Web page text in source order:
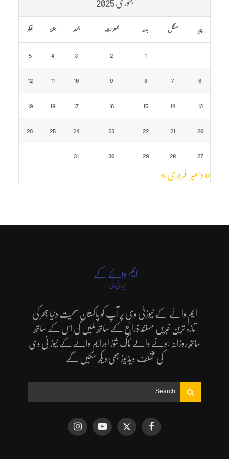
جنوری 2025
پیر منگل بدھ جمعرات جمعہ ہفتہ اتوار
1
2
3
4
5
6
7
8
9
10
11
12
13
14
15
16
17
18
19
20
21
22
23
24
25
26
27
28
29
30
31
« دسمبر فروری »
ایم وائے کے نیوزٹی وی پر آپ کو پاکستان سمیت دنیا بھر کی
تازہ ترین خبریں مستند ذرائع کے ساتھ ملیں گی اس کے ساتھ
ساتھ روزانہ ہونے والے ٹاک شوز اورایم وائے کے نیوز ٹی وی
کی مختلف ویڈیوز بھی دیکھ سکیں گے